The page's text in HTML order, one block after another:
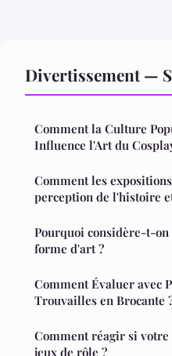
Divertissement —
Comment la Culture
Influence l'Art du
Comment les
perception de l'histoire
Pourquoi considère-t-on
forme d'art ?
Comment Évaluer avec
Trouvailles en Brocante
Comment réagir si
jeux de rôle ?